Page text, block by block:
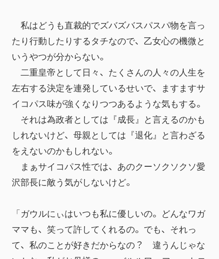
私はどうも直裁的でズバズバスパスパ物を言っ
たり行動したりするタチなので、乙女心の機微と
いうやつが分からない。
二重皇帝として日々、たくさんの人々の人生を
左右する決定を連発しているせいで、ますますサ
イコパス味が強くなりつつあるような気もする。
それは為政者としては『成長』と言えるのかも
しれないけど、母親としては『退化』と言わざる
をえないのかもしれない。
まぁサイコパス性では、あのクーソクソクソ愛
沢部長に敵う気がしないけど。
「ガウルにぃはいつも私に優しいの。どんなワガ
ママも、笑って許してくれるの。でも、それっ
て、私のことが好きだからなの？　違うんじゃな